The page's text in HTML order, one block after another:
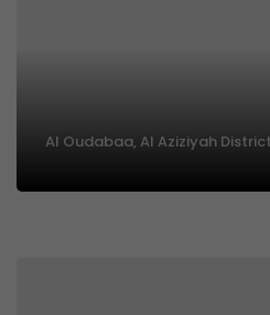
2192 Al Oudabaa, Al Aziziyah